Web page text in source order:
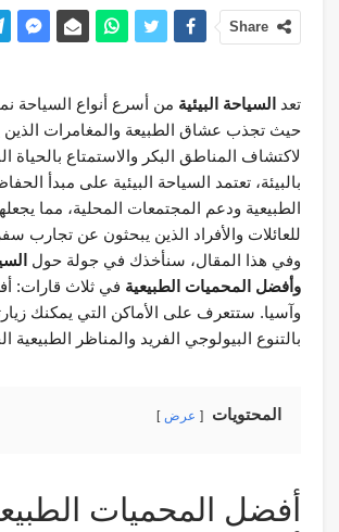
Share
تعد السياحة البيئية من أسرع أنواع السياحة
حيث تجذب عشاق الطبيعة والمغامرات
لاكتشاف المناطق البكر والاستمتاع بالحياة
بالبيئة، تعتمد السياحة البيئية على مبدأ
الطبيعية ودعم المجتمعات المحلية، مما يجعلها
للعائلات والأفراد الذين يبحثون عن تجارب
وفي هذا المقال، سنأخذك في جولة حول
وأفضل المحميات الطبيعية في ثلاث قارات:
وآسيا. ستتعرف على الأماكن التي يمكنك
بالتنوع البيولوجي الفريد والمناظر الطبيعية
المحتويات عرض
أفضل المحميات